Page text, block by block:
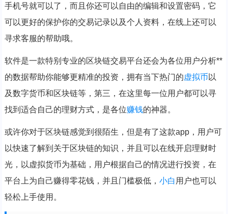
手机号就可以了，而且你还可以自由的编辑和设置密码，它
可以更好的保护你的交易记录以及个人资料，在线上还可以
寻求客服的帮助哦。
软件是一款特别专业的区块链交易平台还会为各位用户分析**
的数据帮助你能够更精准的投资，拥有当下热门的虚拟币 以
及数字货币和区块链等，第三，在这里每一位用户都可以寻
找到适合自己的理财方式，是各位赚钱的神器。
或许你对于区块链感觉到很陌生，但是有了这款app，用户可
以快速了解到关于区块链的知识，并且可以在线开启理财时
光，以虚拟货币为基础，用户根据自己的情况进行投资，在
平台上为自己赚得零花钱，并且门槛极低， 小白 用户也可以
轻松上手使用。